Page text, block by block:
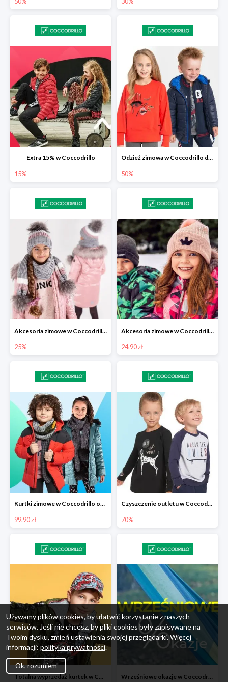
Extra 15% w Coccodrillo
15%
Odzież zimowa w Coccodrillo do -50%
50%
Akcesoria zimowe w Coccodrillo -25%
25%
Akcesoria zimowe w Coccodrillo od 24,90 zł
24.90 zł
Kurtki zimowe w Coccodrillo od 99,90 zł
99.90 zł
Czyszczenie outletu w Coccodrillo do -70%
70%
Totalna wyprzedaż kurtek w Coccodrillo - extra 15% Wrześniowe okazje w Coccodrillo do -50%
Używamy plików cookies, by ułatwić korzystanie z naszych
serwisów. Jeśli nie chcesz, by pliki cookies były zapisywane na
Twoim dysku, zmień ustawienia swojej przeglądarki. Więcej
informacji: polityka prywatności.
Ok, rozumiem